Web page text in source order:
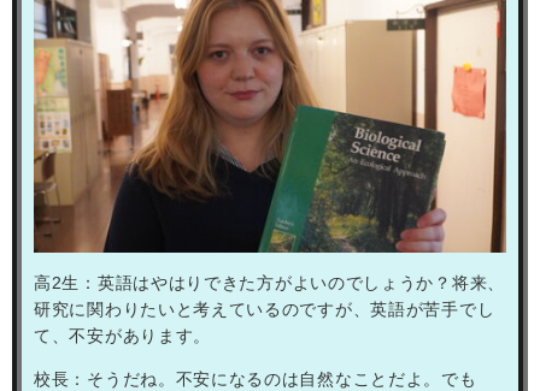
高2生：英語はやはりできた方がよいのでしょうか？将来、
研究に関わりたいと考えているのですが、英語が苦手でし
て、不安があります。
校長：そうだね。不安になるのは自然なことだよ。でも